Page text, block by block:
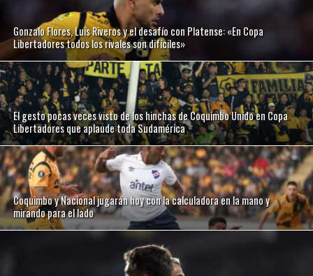
Gonzalo Flores, Luis Riveros y el desafío con Platense: «En Copa
Libertadores todos los rivales son difíciles»
El gesto pocas veces visto de los hinchas de Coquimbo Unido en Copa
Libertadores que aplaude toda Sudamérica
Coquimbo y Nacional jugarán hoy con la calculadora en la mano y
mirando para el lado